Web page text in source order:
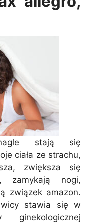
stają się
ciała ze strachu,
zwiększa się
nogi,
związek amazon.
stawia się w